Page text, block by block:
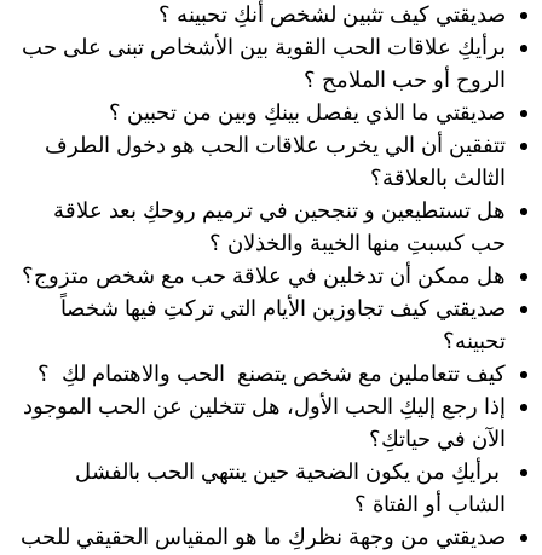
صديقتي كيف تثبين لشخص أنكِ تحبينه ؟
برأيكِ علاقات الحب القوية بين الأشخاص تبنى على حب
الروح أو حب الملامح ؟
صديقتي ما الذي يفصل بينكِ وبين من تحبين ؟
تتفقين أن الي يخرب علاقات الحب هو دخول الطرف
الثالث بالعلاقة؟
هل تستطيعين و تنجحين في ترميم روحكِ بعد علاقة
حب كسبتِ منها الخيبة والخذلان ؟
هل ممكن أن تدخلين في علاقة حب مع شخص متزوج؟
صديقتي كيف تجاوزين الأيام التي تركتِ فيها شخصاً
تحبينه؟
كيف تتعاملين مع شخص يتصنع الحب والاهتمام لكِ ؟
إذا رجع إليكِ الحب الأول، هل تتخلين عن الحب الموجود
الآن في حياتكِ؟
برأيكِ من يكون الضحية حين ينتهي الحب بالفشل
الشاب أو الفتاة ؟
صديقتي من وجهة نظركِ ما هو المقياس الحقيقي للحب